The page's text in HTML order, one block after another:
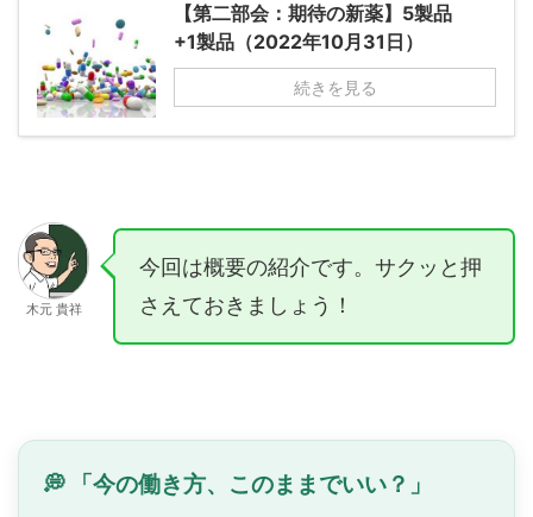
【第二部会：期待の新薬】5製品
+1製品（2022年10月31日）
続きを見る
木元 貴祥
今回は概要の紹介です。サクッと押
さえておきましょう！
💭 「今の働き方、このままでいい？」